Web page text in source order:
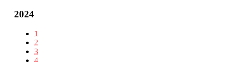
2024
1
2
3
4